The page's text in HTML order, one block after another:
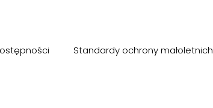
Standardy ochrony małoletnich